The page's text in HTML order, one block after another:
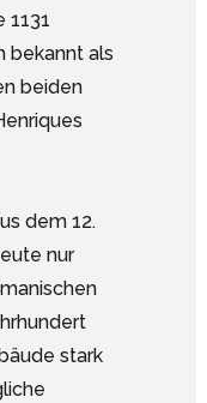
1131
bekannt als
beiden
dem 12.
nur
stark